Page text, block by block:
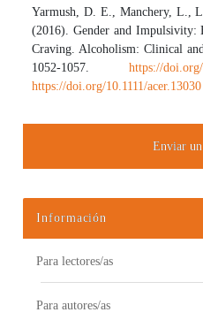
Yarmush, D. E., Manchery, L.,
(2016). Gender and Impulsivity:
Craving. Alcoholism: Clinical
1052-1057. https://doi.org/
https://doi.org/10.1111/acer.13030
Enviar
Información
Para lectores/as
Para autores/as